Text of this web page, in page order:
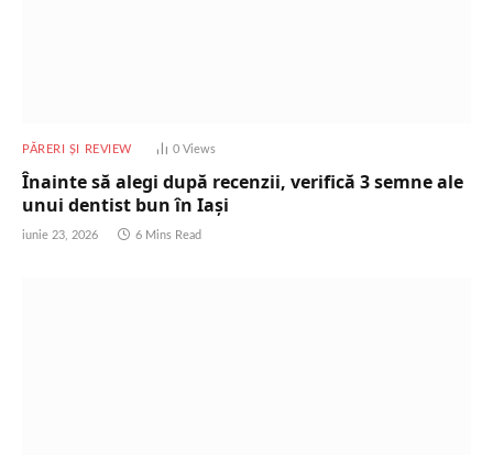
PĂRERI ȘI REVIEW 0 Views
Înainte să alegi după recenzii, verifică 3 semne ale
unui dentist bun în Iași
iunie 23, 2026 6 Mins Read